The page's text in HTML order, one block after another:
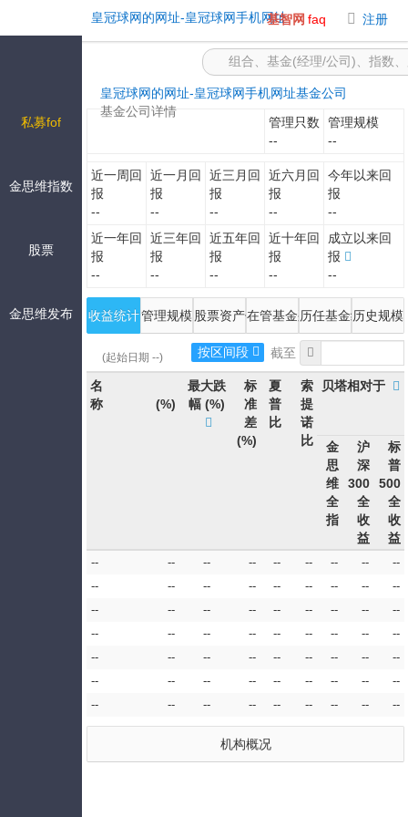
-皇冠球网的网址
私募fof
金思维指数
股票
金思维发布
皇冠球网的网址-皇冠球网手机网址基智网 faq 注册
皇冠球网的网址-皇冠球网手机网址基金公司
基金公司详情
管理只数
--
管理规模
--
近一周回
报
--
近一月回
报
--
近三月回
报
--
近六月回
报
--
今年以来回
报
--
近一年回
报
--
近三年回
报
--
近五年回
报
--
近十年回
报
--
成立以来回
报
--
收益统计管理规模 股票资产估值在管基金列表历任基金经理历史规模
(起始日期 --) 按区间段
名
称
(%)
最大跌
幅(%)
标
准
差
(%)
夏
普
比
索
提
诺
比
贝塔相对于
金
思
维
全
指
沪
深
300
全
收
益
标
普
500
全
收
益
-- -- -- -- -- -- -- --
--
--
-- -- -- -- -- -- --
--
--
-- -- -- -- -- -- --
--
--
-- -- -- -- -- -- --
--
--
-- -- -- -- -- -- --
--
--
-- -- -- -- -- -- --
--
--
-- -- -- -- -- -- -- --
机构概况